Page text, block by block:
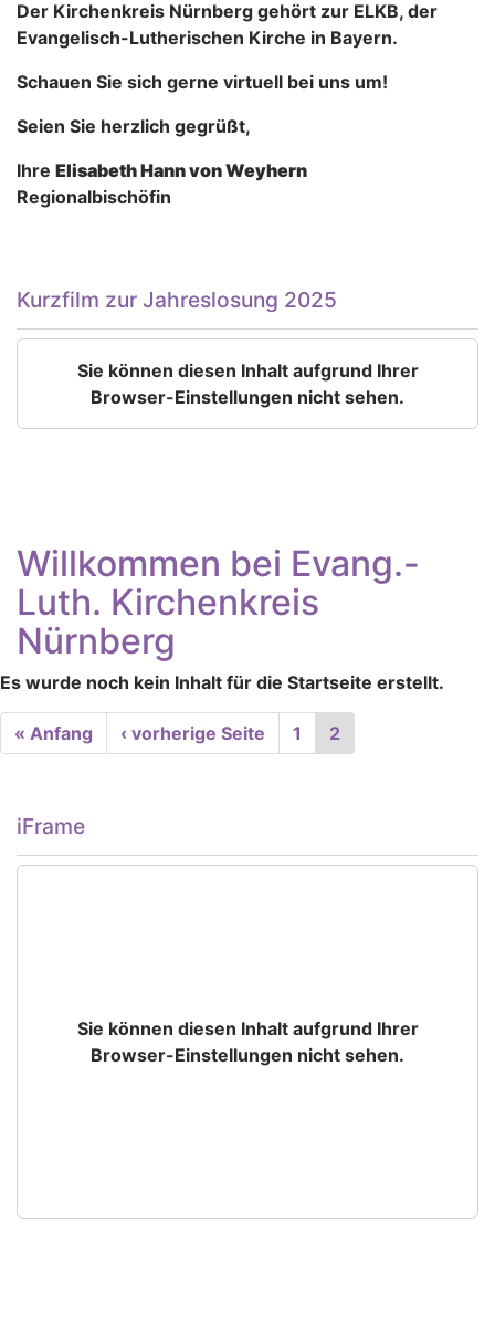
Der Kirchenkreis Nürnberg gehört zur ELKB, der
Evangelisch-Lutherischen Kirche in Bayern.
Schauen Sie sich gerne virtuell bei uns um!
Seien Sie herzlich gegrüßt,
Ihre Elisabeth Hann von Weyhern
Regionalbischöfin
Kurzfilm zur Jahreslosung 2025
Sie können diesen Inhalt aufgrund Ihrer
Browser-Einstellungen nicht sehen.
Willkommen bei Evang.-
Luth. Kirchenkreis
Nürnberg
Es wurde noch kein Inhalt für die Startseite erstellt.
Seitennummerierung
First
page
« Anfang
Vorherige
Seite
‹ vorherige Seite Seite
1
Aktuelle
Seite
2
iFrame
Sie können diesen Inhalt aufgrund Ihrer
Browser-Einstellungen nicht sehen.